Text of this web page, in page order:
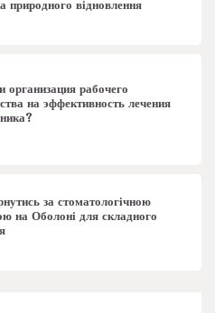
природного відновлення
организация рабочего
на эффективность лечения
за стоматологічною
на Оболоні для складного